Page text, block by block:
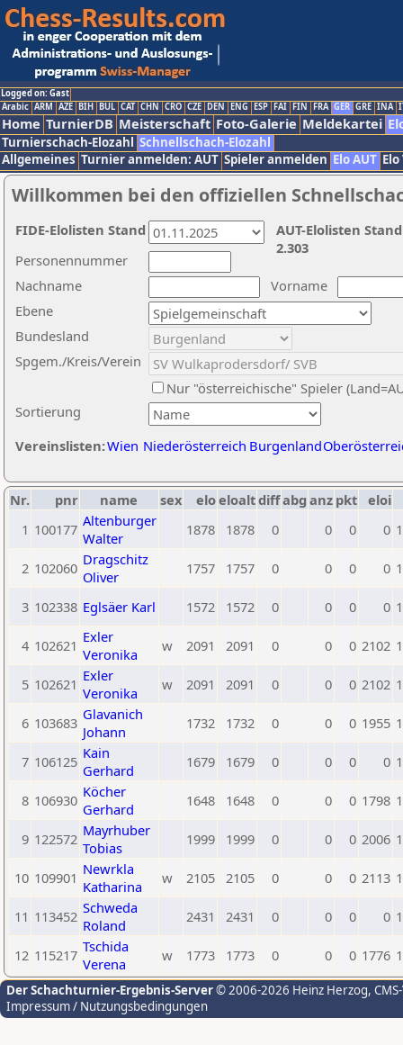
Logged on: Gast
Arabic ARM AZE BIH BUL CAT CHN CRO CZE DEN ENG ESP FAI FIN FRA GER GRE INA
Home TurnierDB Meisterschaft Foto-Galerie Meldekartei
Turnierschach-Elozahl Schnellschach-Elozahl
Allgemeines Turnier anmelden: AUT Spieler anmelden Elo AUT
Willkommen bei den offiziellen
Nachname
Vorname
Ebene
Sortierung
Personennummer
Bundesland
Spgem./Kreis/Verein
Nur "österreichische" Spieler
Vereinslisten:Wien Niederösterreich Burgenland
AUT-Elolisten
2.303
FIDE-Elolisten Stand
Nr. pnr name sex eloeloaltdiffabg anz pkt eloi
1 100177 Altenburger
Walter
1878 1878 0 0 0 0
2 102060 Dragschitz
Oliver
1757 1757 0 0 0 0
3 102338 Eglsäer Karl 1572 1572 0 0 0 0
4 102621 Exler
Veronika
w 2091 2091 0 0 0 2102
5 102621 Exler
Veronika
w 2091 2091 0 0 0 2102
6 103683 Glavanich
Johann
1732 1732 0 0 0 1955
7 106125 Kain
Gerhard
1679 1679 0 0 0 0
8 106930 Köcher
Gerhard
1648 1648 0 0 0 1798
9 122572 Mayrhuber
Tobias
1999 1999 0 0 0 2006
10 109901 Newrkla
Katharina
w 2105 2105 0 0 0 2113
11 113452 Schweda
Roland
2431 2431 0 0 0 0
12 115217 Tschida
Verena
w 1773 1773 0 0 0 1776
Der Schachturnier-Ergebnis-Server© 2006-2026 Heinz Herzog,
Impressum / Nutzungsbedingungen